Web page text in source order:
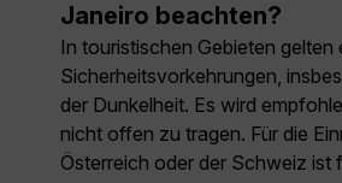
Janeiro beachten?
In touristischen Gebieten gelten
Sicherheitsvorkehrungen,
der Dunkelheit. Es wird
nicht offen zu tragen. Für die
Österreich oder der Schweiz ist